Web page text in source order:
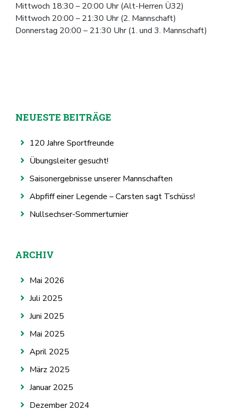
Mittwoch 18:30 – 20:00 Uhr (Alt-Herren Ü32)
Mittwoch 20:00 – 21:30 Uhr (2. Mannschaft)
Donnerstag 20:00 – 21:30 Uhr (1. und 3. Mannschaft)
NEUESTE BEITRÄGE
120 Jahre Sportfreunde
Übungsleiter gesucht!
Saisonergebnisse unserer Mannschaften
Abpfiff einer Legende – Carsten sagt Tschüss!
Nullsechser-Sommerturnier
ARCHIV
Mai 2026
Juli 2025
Juni 2025
Mai 2025
April 2025
März 2025
Januar 2025
Dezember 2024